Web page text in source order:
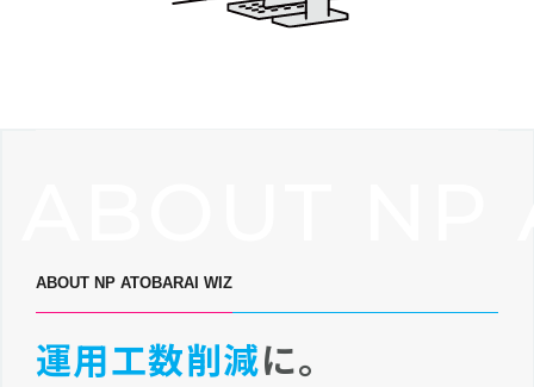
ABOUT NP ATOBARAI WIZ
運用工数削減に。